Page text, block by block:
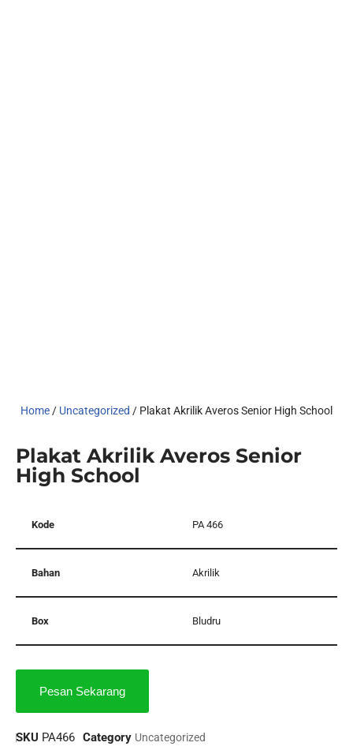
Home/ Uncategorized / Plakat Akrilik Averos Senior High School
Plakat Akrilik Averos Senior
High School
Kode PA 466
Bahan Akrilik
Box Bludru
Pesan Sekarang
SKU PA466 Category Uncategorized